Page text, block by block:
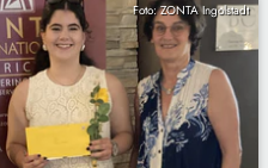
Foto: ZONTA Ingolstadt